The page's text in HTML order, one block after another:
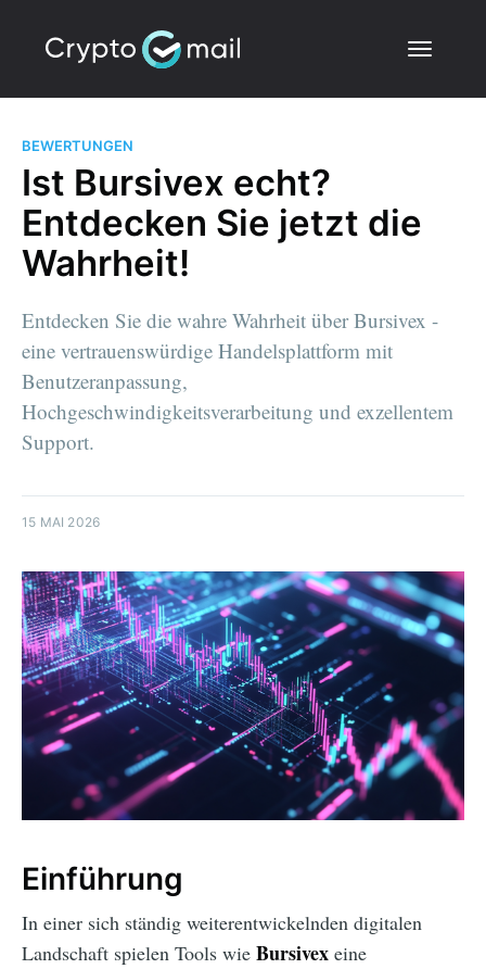
BEWERTUNGEN
Ist Bursivex echt?
Entdecken Sie jetzt die
Wahrheit!
Entdecken Sie die wahre Wahrheit über Bursivex -
eine vertrauenswürdige Handelsplattform mit
Benutzeranpassung,
Hochgeschwindigkeitsverarbeitung und exzellentem
Support.
15 MAI 2026
Einführung
In einer sich ständig weiterentwickelnden digitalen
Landschaft spielen Tools wie Bursivex eine